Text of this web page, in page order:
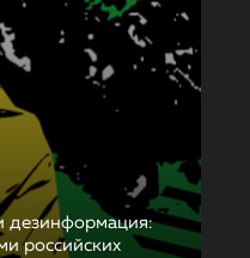
дезинформация:
российских